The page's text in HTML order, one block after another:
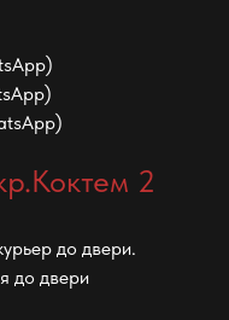
2
до двери.
до двери